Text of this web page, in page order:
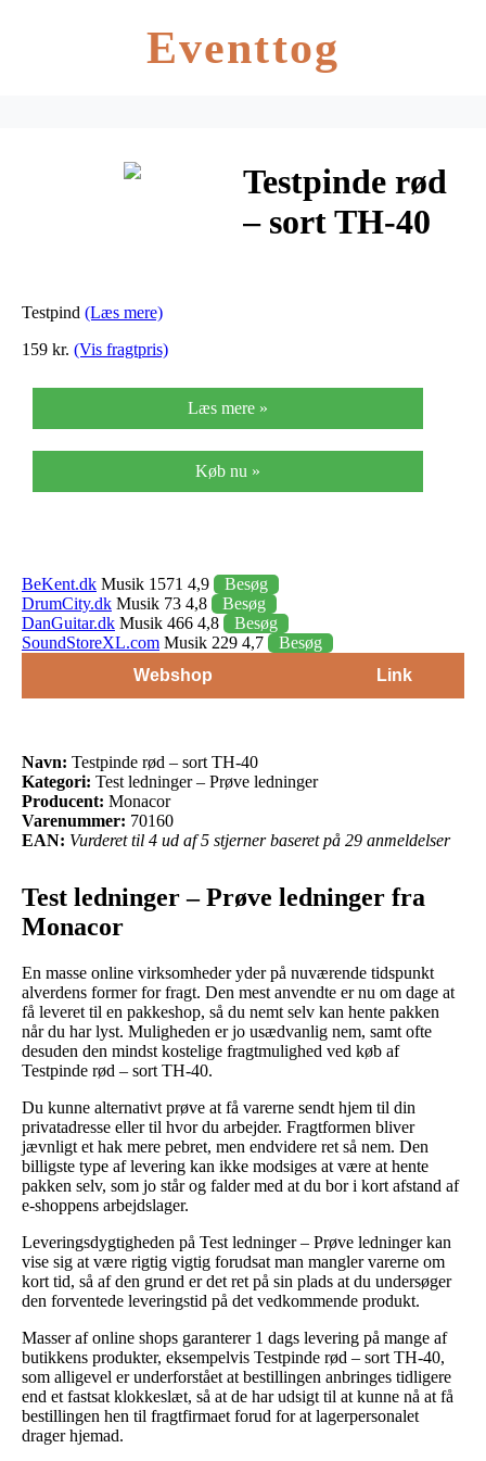
Eventtog
Testpinde rød
– sort TH-40
Testpind (Læs mere)
159 kr. (Vis fragtpris)
Læs mere »
Køb nu »
BeKent.dk Musik 1571 4,9
Besøg
DrumCity.dk Musik 73 4,8
Besøg
DanGuitar.dk Musik 466 4,8
Besøg
SoundStoreXL.com Musik 229 4,7
Besøg
Webshop
Link
Navn: Testpinde rød – sort TH-40
Kategori: Test ledninger – Prøve ledninger
Producent: Monacor
Varenummer: 70160
EAN: Vurderet til 4 ud af 5 stjerner baseret på 29 anmeldelser
Test ledninger – Prøve ledninger fra
Monacor
En masse online virksomheder yder på nuværende tidspunkt
alverdens former for fragt. Den mest anvendte er nu om dage at
få leveret til en pakkeshop, så du nemt selv kan hente pakken
når du har lyst. Muligheden er jo usædvanlig nem, samt ofte
desuden den mindst kostelige fragtmulighed ved køb af
Testpinde rød – sort TH-40.
Du kunne alternativt prøve at få varerne sendt hjem til din
privatadresse eller til hvor du arbejder. Fragtformen bliver
jævnligt et hak mere pebret, men endvidere ret så nem. Den
billigste type af levering kan ikke modsiges at være at hente
pakken selv, som jo står og falder med at du bor i kort afstand af
e-shoppens arbejdslager.
Leveringsdygtigheden på Test ledninger – Prøve ledninger kan
vise sig at være rigtig vigtig forudsat man mangler varerne om
kort tid, så af den grund er det ret på sin plads at du undersøger
den forventede leveringstid på det vedkommende produkt.
Masser af online shops garanterer 1 dags levering på mange af
butikkens produkter, eksempelvis Testpinde rød – sort TH-40,
som alligevel er underforstået at bestillingen anbringes tidligere
end et fastsat klokkeslæt, så at de har udsigt til at kunne nå at få
bestillingen hen til fragtfirmaet forud for at lagerpersonalet
drager hjemad.